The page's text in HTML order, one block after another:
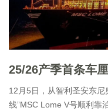
12月5日，从智利圣安东
线”MSC Lome V号顺利靠